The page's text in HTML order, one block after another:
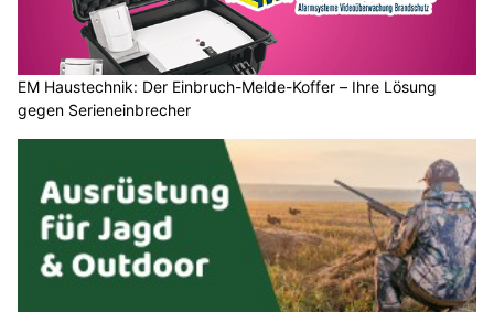
EM Haustechnik: Der Einbruch-Melde-Koffer – Ihre Lösung
gegen Serieneinbrecher